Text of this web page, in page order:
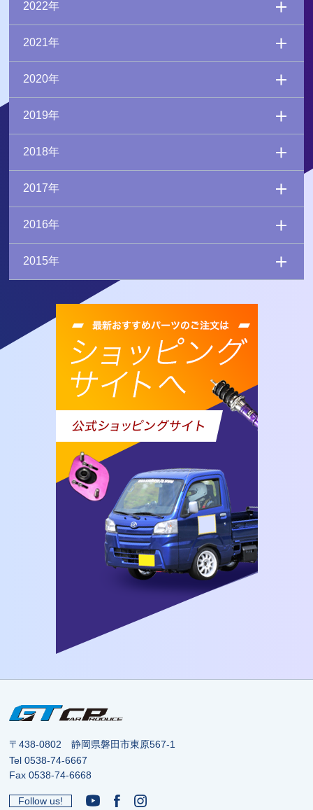
2022年
2021年
2020年
2019年
2018年
2017年
2016年
2015年
〒438-0802 静岡県磐田市東原567-1
Tel0538-74-6667
Fax 0538-74-6668
Follow us!